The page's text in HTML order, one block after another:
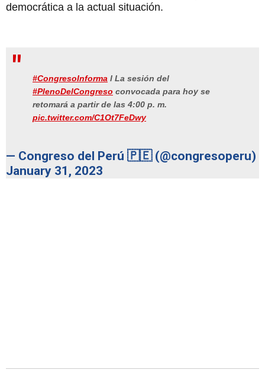
democrática a la actual situación.
#CongresoInforma l La sesión del
#PlenoDelCongreso convocada para hoy se
retomará a partir de las 4:00 p. m.
pic.twitter.com/C1Ot7FeDwy
— Congreso del Perú 🇵🇪 (@congresoperu)
January 31, 2023